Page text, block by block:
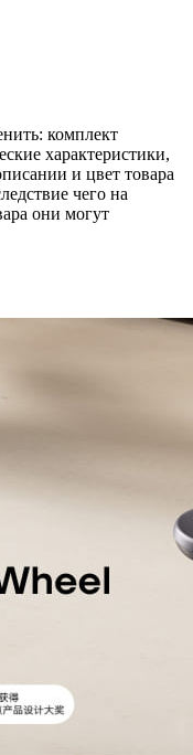
комплект
характеристики,
и цвет товара
чего на
они могут